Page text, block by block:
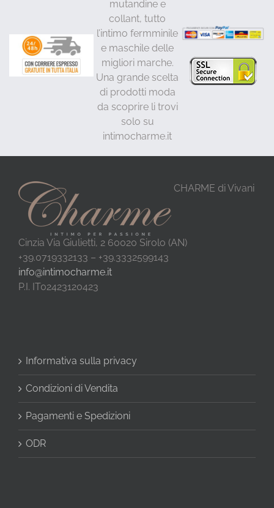
mutandine e
collant, tutto
l’intimo fermminile
e maschile delle
migliori marche.
Una grande scelta
di prodotti moda
da scoprire li trovi
solo su
intimocharme.it
CHARME di Vivani
Cinzia Via Giulietti, 2 60020 Sirolo (AN)
+39.0719332133 – +39.3332599143
info@intimocharme.it
P.I. IT02423120423
Informativa sulla privacy
Condizioni di Vendita
Pagamenti e Spedizioni
ODR